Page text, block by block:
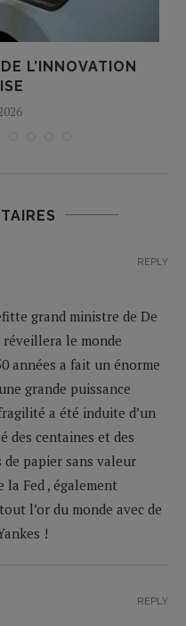
L’INNOVATION
grand ministre de De
le monde
années a fait un énorme
grande puissance
a été induite d’un
des centaines et des
papier sans valeur
Fed , également
l’or du monde avec de
!
REPLY
REPLY